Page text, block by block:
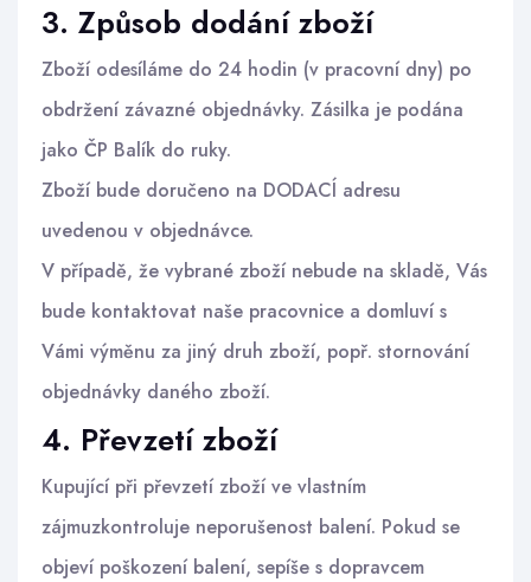
3. Způsob dodání zboží
Zboží odesíláme do 24 hodin (v pracovní dny) po
obdržení závazné objednávky. Zásilka je podána
jako ČP Balík do ruky.
Zboží bude doručeno na DODACÍ adresu
uvedenou v objednávce.
V případě, že vybrané zboží nebude na skladě, Vás
bude kontaktovat naše pracovnice a domluví s
Vámi výměnu za jiný druh zboží, popř. stornování
objednávky daného zboží.
4. Převzetí zboží
Kupující při převzetí zboží ve vlastním
zájmuzkontroluje neporušenost balení. Pokud se
objeví poškození balení, sepíše s dopravcem